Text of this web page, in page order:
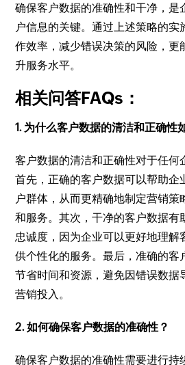
确保客户数据的准确性和干净，是
户信息的关键。通过上述策略的实
作效率，减少错误决策的风险，更
升服务水平。
相关问答FAQs：
1. 为什么客户数据的清洁和正确性
客户数据的清洁和正确性对于任何
首先，正确的客户数据可以帮助企
户群体，从而更精确地制定营销策
和服务。其次，干净的客户数据有
忠诚度，因为企业可以更好地理解
供个性化的服务。最后，准确的客
节省时间和资源，避免因错误数据
营销投入。
2. 如何确保客户数据的准确性？
确保客户数据的准确性需要进行持